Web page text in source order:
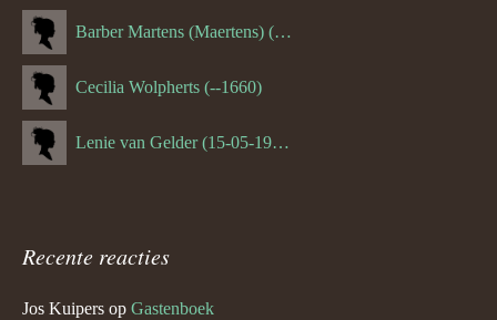
Barber Martens (Maertens) (--1658)
Cecilia Wolpherts (--1660)
Lenie van Gelder (15-05-1970)
Recente reacties
Jos Kuipers op Gastenboek